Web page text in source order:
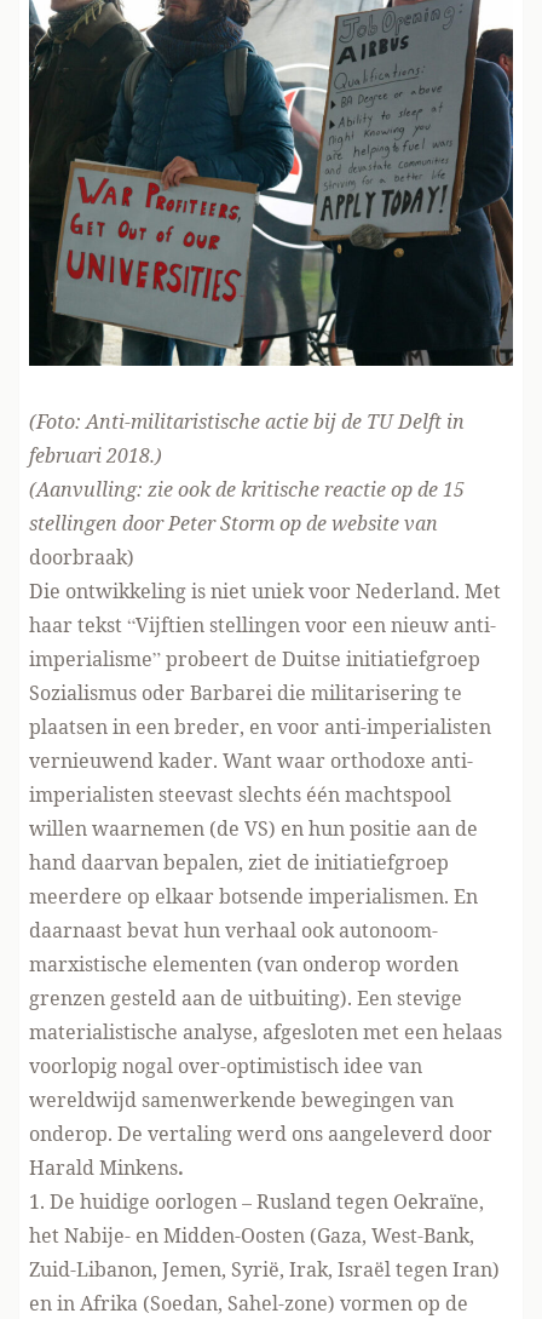
(Foto: Anti-militaristische actie bij de TU Delft in
februari 2018.)
(Aanvulling: zie ook de kritische reactie op de 15
stellingen door Peter Stormop de website van
doorbraak)
Die ontwikkeling is niet uniek voor Nederland. Met
haar tekst“Vijftien stellingen voor een nieuw anti-
imperialisme”probeert de Duitse initiatiefgroep
Sozialismus oder Barbarei die militarisering te
plaatsen in een breder, en voor anti-imperialisten
vernieuwend kader. Want waar orthodoxe anti-
imperialisten steevast slechts één machtspool
willen waarnemen (de VS) en hun positie aan de
hand daarvan bepalen, ziet de initiatiefgroep
meerdere op elkaar botsende imperialismen. En
daarnaast bevat hun verhaal ook autonoom-
marxistische elementen (van onderop worden
grenzen gesteld aan de uitbuiting). Een stevige
materialistische analyse, afgesloten met een helaas
voorlopig nogal over-optimistisch idee van
wereldwijd samenwerkende bewegingen van
onderop. De vertaling werd ons aangeleverd door
Harald Minkens.
1. De huidige oorlogen – Rusland tegen Oekraïne,
het Nabije- en Midden-Oosten (Gaza, West-Bank,
Zuid-Libanon, Jemen, Syrië, Irak, Israël tegen Iran)
en in Afrika (Soedan, Sahel-zone) vormen op de